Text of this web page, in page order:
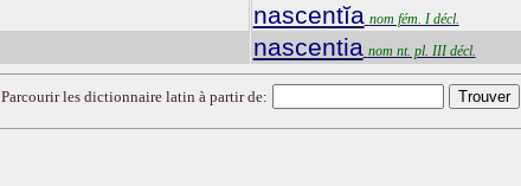
nascentĭa nom fém. I décl.
nascentia nom nt. pl. III décl.
Parcourir les dictionnaire latin à partir de: